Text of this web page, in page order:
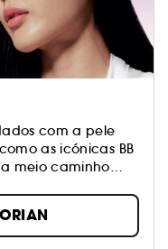
com a pele
as icónicas BB
meio caminho
maquilhagem.
específico
a sua pele.